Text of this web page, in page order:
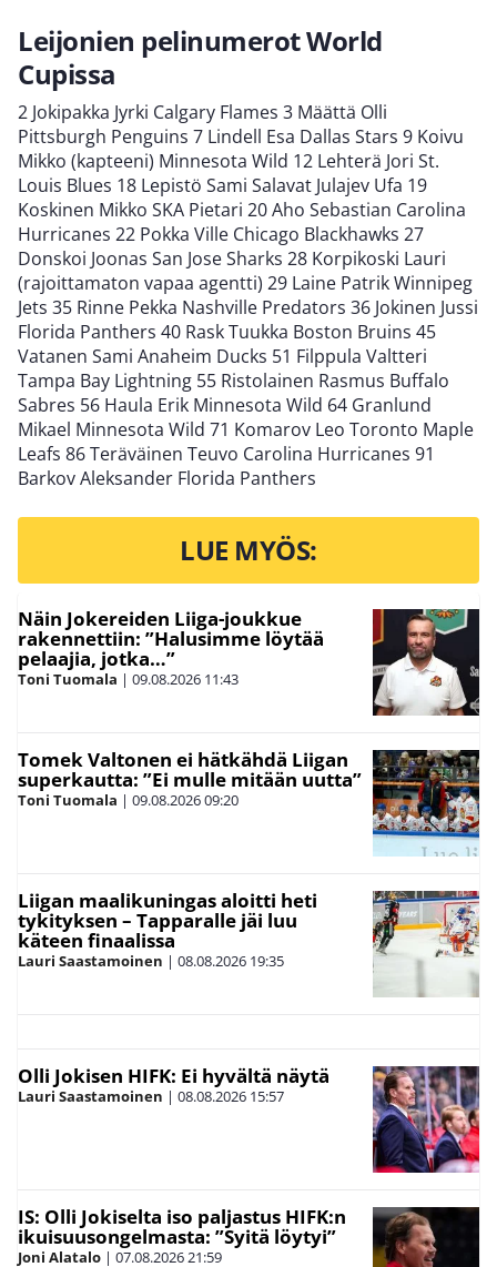
Leijonien pelinumerot World
Cupissa
2 Jokipakka Jyrki Calgary Flames 3 Määttä Olli
Pittsburgh Penguins 7 Lindell Esa Dallas Stars 9 Koivu
Mikko (kapteeni) Minnesota Wild 12 Lehterä Jori St.
Louis Blues 18 Lepistö Sami Salavat Julajev Ufa 19
Koskinen Mikko SKA Pietari 20 Aho Sebastian Carolina
Hurricanes 22 Pokka Ville Chicago Blackhawks 27
Donskoi Joonas San Jose Sharks 28 Korpikoski Lauri
(rajoittamaton vapaa agentti) 29 Laine Patrik Winnipeg
Jets 35 Rinne Pekka Nashville Predators 36 Jokinen Jussi
Florida Panthers 40 Rask Tuukka Boston Bruins 45
Vatanen Sami Anaheim Ducks 51 Filppula Valtteri
Tampa Bay Lightning 55 Ristolainen Rasmus Buffalo
Sabres 56 Haula Erik Minnesota Wild 64 Granlund
Mikael Minnesota Wild 71 Komarov Leo Toronto Maple
Leafs 86 Teräväinen Teuvo Carolina Hurricanes 91
Barkov Aleksander Florida Panthers
LUE MYÖS:
Näin Jokereiden Liiga-joukkue
rakennettiin: ”Halusimme löytää
pelaajia, jotka…”
Toni Tuomala | 09.08.2026 11:43
Tomek Valtonen ei hätkähdä Liigan
superkautta: ”Ei mulle mitään uutta”
Toni Tuomala | 09.08.202609:20
Liigan maalikuningas aloitti heti
tykityksen – Tapparalle jäi luu
käteen finaalissa
Lauri Saastamoinen | 08.08.2026 19:35
Olli Jokisen HIFK: Ei hyvältä näytä
Lauri Saastamoinen | 08.08.2026 15:57
IS: Olli Jokiselta iso paljastus HIFK:n
ikuisuusongelmasta: ”Syitä löytyi”
Joni Alatalo | 07.08.202621:59